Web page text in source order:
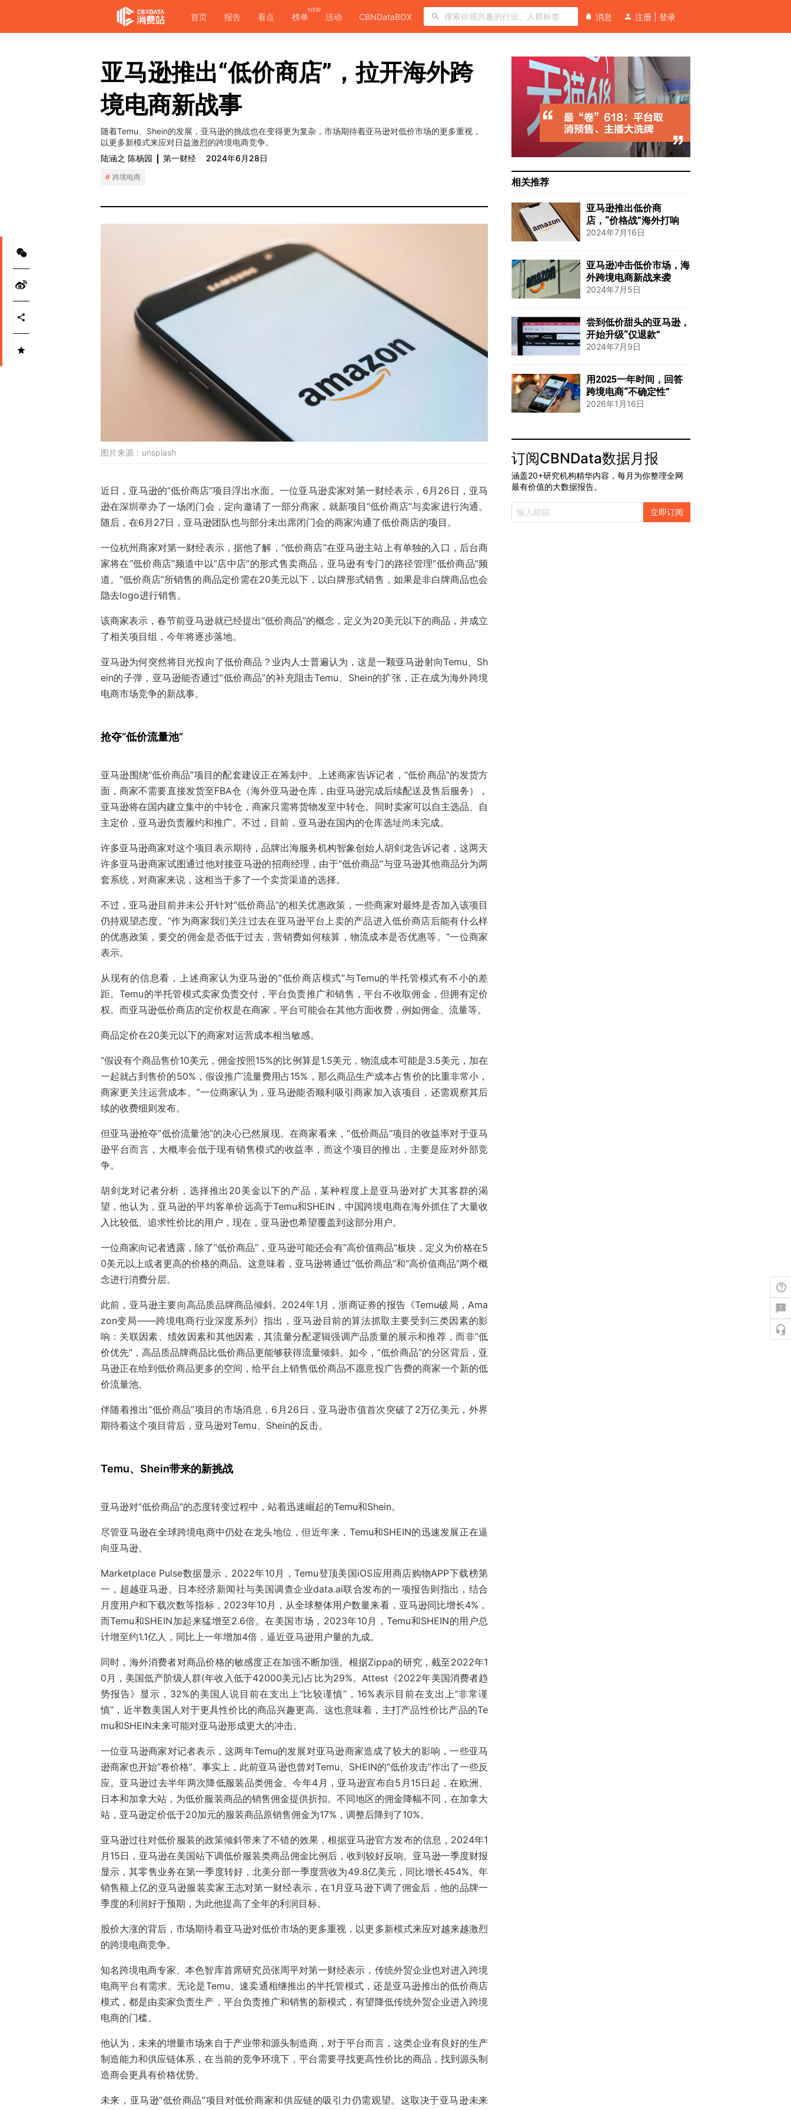
首页 报告 看点 榜单
NEW
活动 CBNDataBOX 消息 注册 登录
亚马逊推出“低价商店”，拉开海外跨
境电商新战事
随着Temu、Shein的发展，亚马逊的挑战也在变得更为复杂，市场期待着亚马逊对低价市场的更多重视，
以更多新模式来应对日益激烈的跨境电商竞争。
陆涵之 陈杨园
第一财经 2024年6月28日
跨境电商
图片来源： unsplash
近日，亚马逊的“低价商店”项目浮出水面。一位亚马逊卖家对第一财经表示，6月26日，亚马
逊在深圳举办了一场闭门会，定向邀请了一部分商家，就新项目“低价商店”与卖家进行沟通。
随后，在6月27日，亚马逊团队也与部分未出席闭门会的商家沟通了低价商店的项目。
一位杭州商家对第一财经表示，据他了解，“低价商店”在亚马逊主站上有单独的入口，后台商
家将在“低价商店”频道中以“店中店”的形式售卖商品，亚马逊有专门的路径管理“低价商品”频
道。“低价商店”所销售的商品定价需在20美元以下，以白牌形式销售，如果是非白牌商品也会
隐去logo进行销售。
该商家表示，春节前亚马逊就已经提出“低价商品”的概念，定义为20美元以下的商品，并成立
了相关项目组，今年将逐步落地。
亚马逊为何突然将目光投向了低价商品？业内人士普遍认为，这是一颗亚马逊射向Temu、Sh
ein的子弹，亚马逊能否通过“低价商品”的补充阻击Temu、Shein的扩张，正在成为海外跨境
电商市场竞争的新战事。
抢夺“低价流量池”
亚马逊围绕“低价商品”项目的配套建设正在筹划中。上述商家告诉记者，“低价商品”的发货方
面，商家不需要直接发货至FBA仓（海外亚马逊仓库，由亚马逊完成后续配送及售后服务），
亚马逊将在国内建立集中的中转仓，商家只需将货物发至中转仓。同时卖家可以自主选品、自
主定价，亚马逊负责履约和推广。不过，目前，亚马逊在国内的仓库选址尚未完成。
许多亚马逊商家对这个项目表示期待，品牌出海服务机构智象创始人胡剑龙告诉记者，这两天
许多亚马逊商家试图通过他对接亚马逊的招商经理，由于“低价商品”与亚马逊其他商品分为两
套系统，对商家来说，这相当于多了一个卖货渠道的选择。
不过，亚马逊目前并未公开针对“低价商品”的相关优惠政策，一些商家对最终是否加入该项目
仍持观望态度。“作为商家我们关注过去在亚马逊平台上卖的产品进入低价商店后能有什么样
的优惠政策，要交的佣金是否低于过去，营销费如何核算，物流成本是否优惠等。”一位商家
表示。
从现有的信息看，上述商家认为亚马逊的”低价商店模式”与Temu的半托管模式有不小的差
距。Temu的半托管模式卖家负责交付，平台负责推广和销售，平台不收取佣金，但拥有定价
权。而亚马逊低价商店的定价权是在商家，平台可能会在其他方面收费，例如佣金、流量等。
商品定价在20美元以下的商家对运营成本相当敏感。
“假设有个商品售价10美元，佣金按照15%的比例算是1.5美元，物流成本可能是3.5美元，加在
一起就占到售价的50%，假设推广流量费用占15%，那么商品生产成本占售价的比重非常小，
商家更关注运营成本。”一位商家认为，亚马逊能否顺利吸引商家加入该项目，还需观察其后
续的收费细则发布。
但亚马逊抢夺“低价流量池”的决心已然展现。在商家看来，“低价商品”项目的收益率对于亚马
逊平台而言，大概率会低于现有销售模式的收益率，而这个项目的推出，主要是应对外部竞
争。
胡剑龙对记者分析，选择推出20美金以下的产品，某种程度上是亚马逊对扩大其客群的渴
望，他认为，亚马逊的平均客单价远高于Temu和SHEIN，中国跨境电商在海外抓住了大量收
入比较低、追求性价比的用户，现在，亚马逊也希望覆盖到这部分用户。
一位商家向记者透露，除了“低价商品”，亚马逊可能还会有“高价值商品”板块，定义为价格在5
0美元以上或者更高的价格的商品。这意味着，亚马逊将通过“低价商品”和“高价值商品”两个概
念进行消费分层。
此前，亚马逊主要向高品质品牌商品倾斜。2024年1月，浙商证券的报告《Temu破局，Ama
zon变局——跨境电商行业深度系列》指出，亚马逊目前的算法抓取主要受到三类因素的影
响：关联因素、绩效因素和其他因素，其流量分配逻辑强调产品质量的展示和推荐，而非“低
价优先”，高品质品牌商品比低价商品更能够获得流量倾斜。如今，“低价商品”的分区背后，亚
马逊正在给到低价商品更多的空间，给平台上销售低价商品不愿意投广告费的商家一个新的低
价流量池。
伴随着推出“低价商品”项目的市场消息，6月26日，亚马逊市值首次突破了2万亿美元，外界
期待着这个项目背后，亚马逊对Temu、Shein的反击。
Temu、Shein带来的新挑战
亚马逊对“低价商品”的态度转变过程中，站着迅速崛起的Temu和Shein。
尽管亚马逊在全球跨境电商中仍处在龙头地位，但近年来，Temu和SHEIN的迅速发展正在逼
向亚马逊。
Marketplace Pulse数据显示，2022年10月，Temu登顶美国iOS应用商店购物APP下载榜第
一，超越亚马逊。日本经济新闻社与美国调查企业data.ai联合发布的一项报告则指出，结合
月度用户和下载次数等指标，2023年10月，从全球整体用户数量来看，亚马逊同比增长4%，
而Temu和SHEIN加起来猛增至2.6倍。在美国市场，2023年10月，Temu和SHEIN的用户总
计增至约1.1亿人，同比上一年增加4倍，逼近亚马逊用户量的九成。
同时，海外消费者对商品价格的敏感度正在加强不断加强。根据Zippa的研究，截至2022年1
0月，美国低产阶级人群(年收入低于42000美元)占比为29%。Attest《2022年美国消费者趋
势报告》显示，32%的美国人说目前在支出上“比较谨慎”，16%表示目前在支出上“非常谨
慎”，近半数美国人对于更具性价比的商品兴趣更高。这也意味着，主打产品性价比产品的Te
mu和SHEIN未来可能对亚马逊形成更大的冲击。
一位亚马逊商家对记者表示，这两年Temu的发展对亚马逊商家造成了较大的影响，一些亚马
逊商家也开始“卷价格”。事实上，此前亚马逊也曾对Temu、SHEIN的“低价攻击”作出了一些反
应。亚马逊过去半年两次降低服装品类佣金。今年4月，亚马逊宣布自5月15日起，在欧洲、
日本和加拿大站，为低价服装商品的销售佣金提供折扣。不同地区的佣金降幅不同，在加拿大
站，亚马逊定价低于20加元的服装商品原销售佣金为17%，调整后降到了10%。
亚马逊过往对低价服装的政策倾斜带来了不错的效果，根据亚马逊官方发布的信息，2024年1
月15日，亚马逊在美国站下调低价服装类商品佣金比例后，收到较好反响。亚马逊一季度财报
显示，其零售业务在第一季度转好，北美分部一季度营收为49.8亿美元，同比增长454%。年
销售额上亿的亚马逊服装卖家王志对第一财经表示，在1月亚马逊下调了佣金后，他的品牌一
季度的利润好于预期，为此他提高了全年的利润目标。
股价大涨的背后，市场期待着亚马逊对低价市场的更多重视，以更多新模式来应对越来越激烈
的跨境电商竞争。
知名跨境电商专家、本色智库首席研究员张周平对第一财经表示，传统外贸企业也对进入跨境
电商平台有需求。无论是Temu、速卖通相继推出的半托管模式，还是亚马逊推出的低价商店
模式，都是由卖家负责生产，平台负责推广和销售的新模式，有望降低传统外贸企业进入跨境
电商的门槛。
他认为，未来的增量市场来自于产业带和源头制造商，对于平台而言，这类企业有良好的生产
制造能力和供应链体系，在当前的竞争环境下，平台需要寻找更高性价比的商品，找到源头制
造商会更具有价格优势。
未来，亚马逊“低价商品”项目对低价商家和供应链的吸引力仍需观望。这取决于亚马逊未来
相关推荐
亚马逊推出低价商
店，“价格战”海外打响
2024年7月16日
亚马逊冲击低价市场，海
外跨境电商新战来袭
2024年7月5日
尝到低价甜头的亚马逊，
开始升级“仅退款”
2024年7月9日
用2025一年时间，回答
跨境电商“不确定性”
2026年1月16日
订阅CBNData数据月报
涵盖20+研究机构精华内容，每月为你整理全网
最有价值的大数据报告。
立即订阅